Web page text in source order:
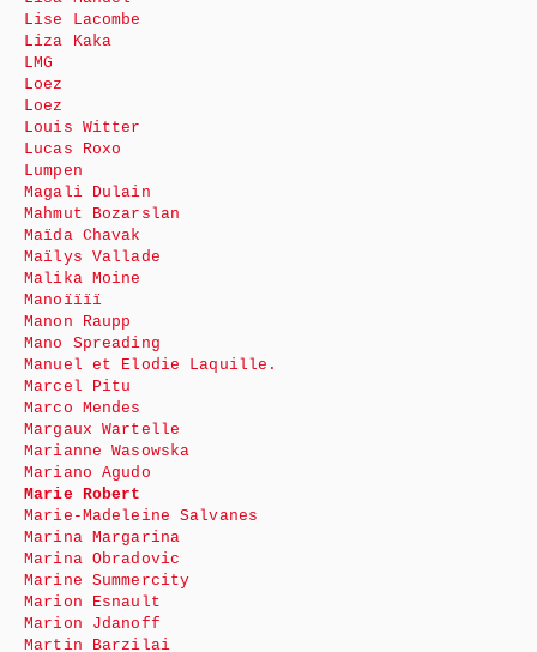
Lise Lacombe
Liza Kaka
LMG
Loez
Loez
Louis Witter
Lucas Roxo
Lumpen
Magali Dulain
Mahmut Bozarslan
Maïda Chavak
Maïlys Vallade
Malika Moine
Manoïïïï
Manon Raupp
Mano Spreading
Manuel et Elodie Laquille.
Marcel Pitu
Marco Mendes
Margaux Wartelle
Marianne Wasowska
Mariano Agudo
Marie Robert
Marie-Madeleine Salvanes
Marina Margarina
Marina Obradovic
Marine Summercity
Marion Esnault
Marion Jdanoff
Martin Barzilai